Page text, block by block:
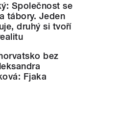
Společnost se
tábory. Jeden
druhý si tvoří
bez
Fjaka